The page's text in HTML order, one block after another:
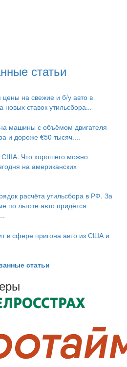
статьи
цены на свежие и б/у авто в
новых ставок утильсбора...
машины с объёмом двигателя
и дороже €50 тысяч....
США. Что хорошего можно
на американских
расчёта утильсбора в РФ. За
по льготе авто придётся
в сфере пригона авто из США и
статьи